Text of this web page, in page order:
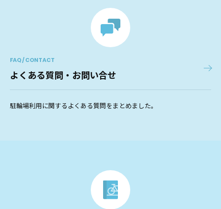
FAQ / CONTACT
よくある質問・お問い合せ
駐輪場利用に関するよくある質問をまとめました。